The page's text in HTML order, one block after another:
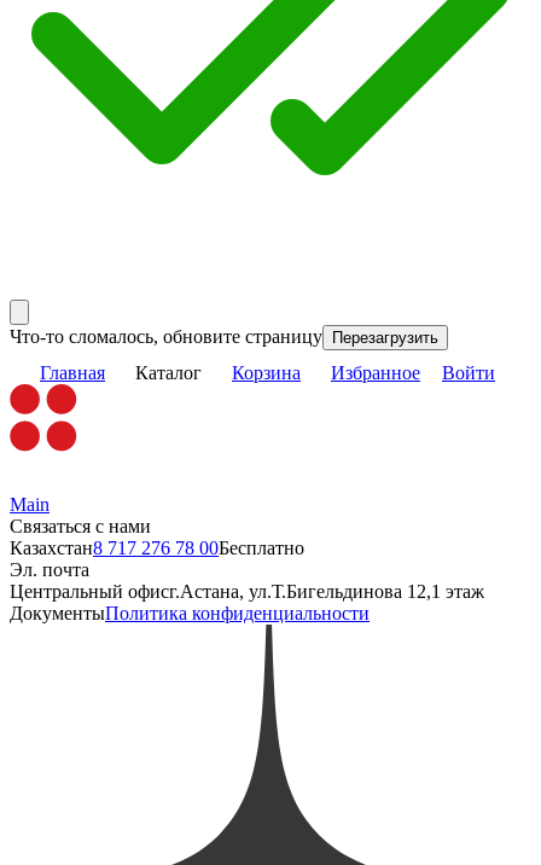
Что-то сломалось, обновите страницу Перезагрузить
Главная Каталог Корзина Избранное Войти
Main
Связаться с нами
Казахстан8 717 276 78 00Бесплатно
Эл. почта
Центральный офисг.Астана, ул.Т.Бигельдинова 12,1 этаж
ДокументыПолитика конфиденциальности